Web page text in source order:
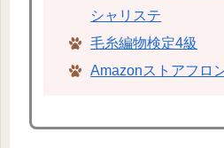
シャリステ
毛糸編物検定4級
Amazonストアフロ